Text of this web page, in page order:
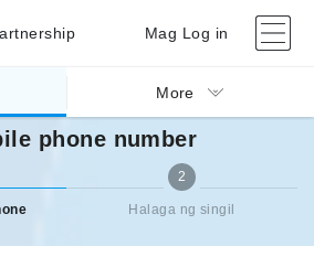
Mag Log in
More
Ilagay ang mobile phone number
phone number
2
Halaga ng singil